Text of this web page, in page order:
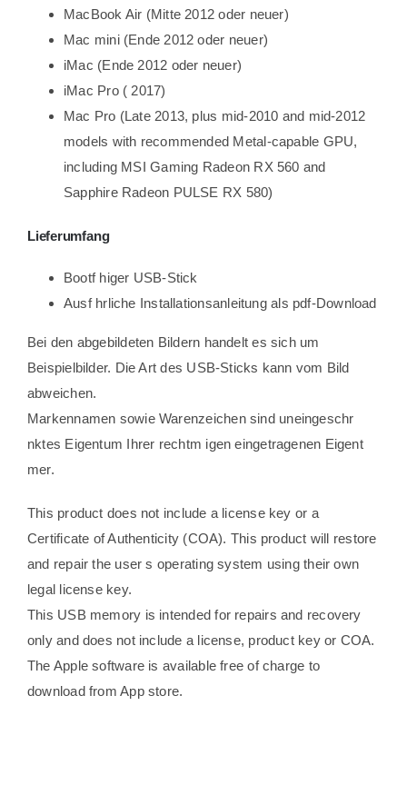
MacBook Air (Mitte 2012 oder neuer)
Mac mini (Ende 2012 oder neuer)
iMac (Ende 2012 oder neuer)
iMac Pro ( 2017)
Mac Pro (Late 2013, plus mid-2010 and mid-2012
models with recommended Metal-capable GPU,
including MSI Gaming Radeon RX 560 and
Sapphire Radeon PULSE RX 580)
Lieferumfang
Bootf higer USB-Stick
Ausf hrliche Installationsanleitung als pdf-Download
Bei den abgebildeten Bildern handelt es sich um
Beispielbilder. Die Art des USB-Sticks kann vom Bild
abweichen.
Markennamen sowie Warenzeichen sind uneingeschr
nktes Eigentum Ihrer rechtm igen eingetragenen Eigent
mer.
This product does not include a license key or a
Certificate of Authenticity (COA). This product will restore
and repair the user s operating system using their own
legal license key.
This USB memory is intended for repairs and recovery
only and does not include a license, product key or COA.
The Apple software is available free of charge to
download from App store.